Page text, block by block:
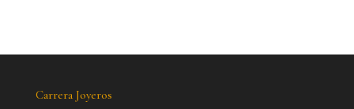
Carrera Joyeros